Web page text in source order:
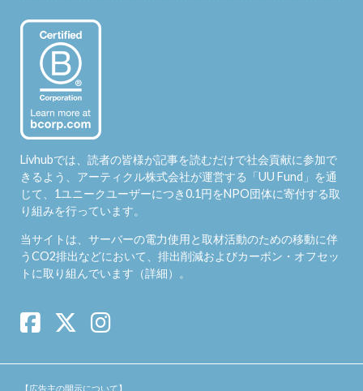
Livhubでは、読者の皆様が記事を読むだけで社会貢献に参加で
きるよう、アーティクル株式会社が運営する「UU Fund 」を通
じて、1ユニークユーザーにつき0.1円をNPO団体に寄付する取
り組みを行っています。
当サイトは、サーバーの電力使用と取材活動のための移動に伴
うCO2排出などにおいて、排出削減およびカーボン・オフセッ
トに取り組んでいます（詳細）。
【広告主の開示について】